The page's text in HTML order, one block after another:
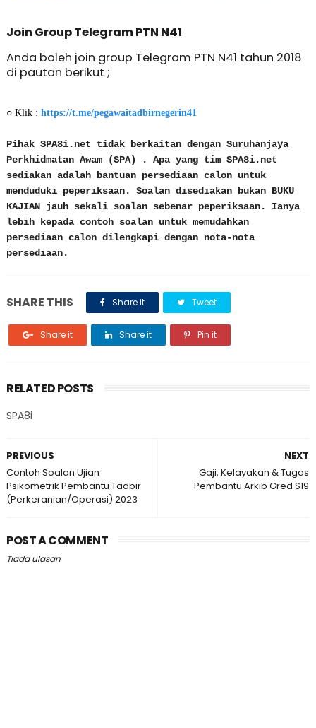
Join Group Telegram PTN N41
Anda boleh join group Telegram PTN N41 tahun 2018
di pautan berikut ;
○ Klik : https://t.me/pegawaitadbirnegerin41
Pihak SPA8i.net tidak berkaitan dengan Suruhanjaya
Perkhidmatan Awam (SPA) . Apa yang tim SPA8i.net
sediakan adalah bantuan persediaan calon untuk
menduduki peperiksaan. Soalan disediakan bukan BUKU
KAJIAN jauh sekali soalan sebenar peperiksaan. Ianya
lebih kepada contoh soalan untuk memudahkan
persediaan calon dilengkapi dengan nota-nota
persediaan.
SHARE THIS Share it Tweet
Share it Share it Pin it
RELATED POSTS
SPA8i
NEXT
Gaji, Kelayakan & Tugas
Pembantu Arkib Gred S19
PREVIOUS
Contoh Soalan Ujian
Psikometrik Pembantu Tadbir
(Perkeranian/Operasi) 2023
POST A COMMENT
Tiada ulasan